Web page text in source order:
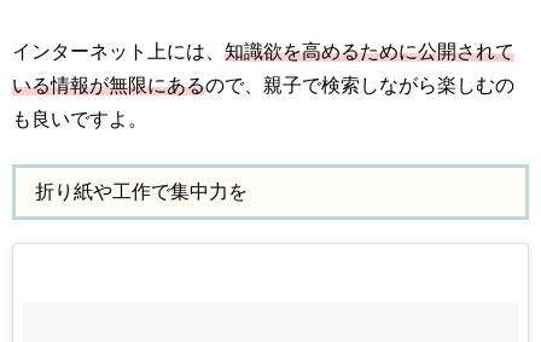
インターネット上には、 知識欲を高めるために公開されて
いる情報が無限にあるので、親子で検索しながら楽しむの
も良いですよ。
折り紙や工作で集中力を